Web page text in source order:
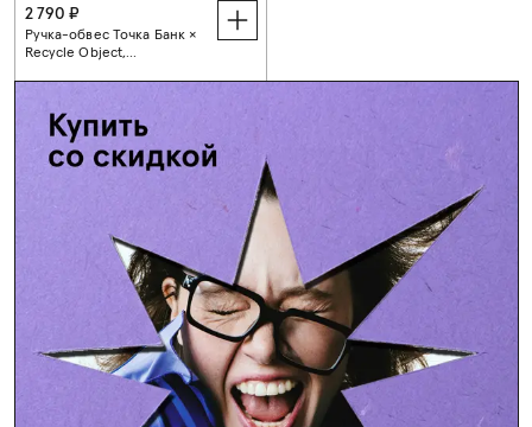
2 790 ₽
Ручка-обвес Точка Банк ×
Recycle Object,